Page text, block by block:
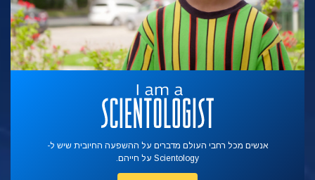
אנשים מכל רחבי העולם מדברים על ההשפעה החיובית שיש ל-
Scientology על חייהם.